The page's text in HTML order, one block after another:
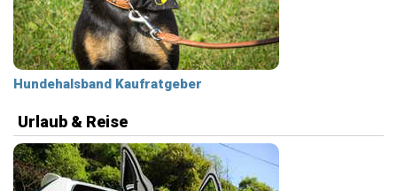
Hundehalsband Kaufratgeber
Urlaub & Reise